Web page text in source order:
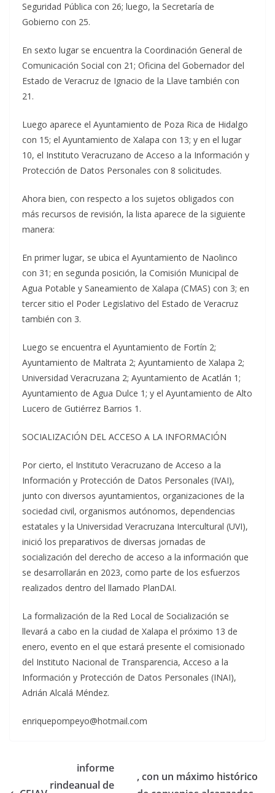
Seguridad Pública con 26; luego, la Secretaría de
Gobierno con 25.
En sexto lugar se encuentra la Coordinación General de
Comunicación Social con 21; Oficina del Gobernador del
Estado de Veracruz de Ignacio de la Llave también con
21.
Luego aparece el Ayuntamiento de Poza Rica de Hidalgo
con 15; el Ayuntamiento de Xalapa con 13; y en el lugar
10, el Instituto Veracruzano de Acceso a la Información y
Protección de Datos Personales con 8 solicitudes.
Ahora bien, con respecto a los sujetos obligados con
más recursos de revisión, la lista aparece de la siguiente
manera:
En primer lugar, se ubica el Ayuntamiento de Naolinco
con 31; en segunda posición, la Comisión Municipal de
Agua Potable y Saneamiento de Xalapa (CMAS) con 3; en
tercer sitio el Poder Legislativo del Estado de Veracruz
también con 3.
Luego se encuentra el Ayuntamiento de Fortín 2;
Ayuntamiento de Maltrata 2; Ayuntamiento de Xalapa 2;
Universidad Veracruzana 2; Ayuntamiento de Acatlán 1;
Ayuntamiento de Agua Dulce 1; y el Ayuntamiento de Alto
Lucero de Gutiérrez Barrios 1.
SOCIALIZACIÓN DEL ACCESO A LA INFORMACIÓN
Por cierto, el Instituto Veracruzano de Acceso a la
Información y Protección de Datos Personales (IVAI),
junto con diversos ayuntamientos, organizaciones de la
sociedad civil, organismos autónomos, dependencias
estatales y la Universidad Veracruzana Intercultural (UVI),
inició los preparativos de diversas jornadas de
socialización del derecho de acceso a la información que
se desarrollarán en 2023, como parte de los esfuerzos
realizados dentro del llamado PlanDAI.
La formalización de la Red Local de Socialización se
llevará a cabo en la ciudad de Xalapa el próximo 13 de
enero, evento en el que estará presente el comisionado
del Instituto Nacional de Transparencia, Acceso a la
Información y Protección de Datos Personales (INAI),
Adrián Alcalá Méndez.
enriquepompeyo@hotmail.com
rinde
informe
anual de
, con un máximo histórico